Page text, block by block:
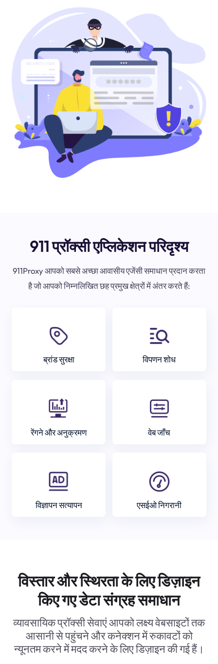
911 प्रॉक्सी एप्लिकेशन परिदृश्य
911Proxy आपको सबसे अच्छा आवासीय एजेंसी समाधान प्रदान करता
है जो आपको निम्नलिखित छह प्रमुख क्षेत्रों में अंतर करते हैं:
ब्रांड सुरक्षा विपणन शोध
रेंगने और अनुक्रमण वेब जाँच
विज्ञापन सत्यापन एसईओ निगरानी
विस्तार और स्थिरता के लिए डिज़ाइन
किए गए डेटा संग्रह समाधान
व्यावसायिक प्रॉक्सी सेवाएं आपको लक्ष्य वेबसाइटों तक
आसानी से पहुंचने और कनेक्शन में रुकावटों को
न्यूनतम करने में मदद करने के लिए डिज़ाइन की गई हैं।